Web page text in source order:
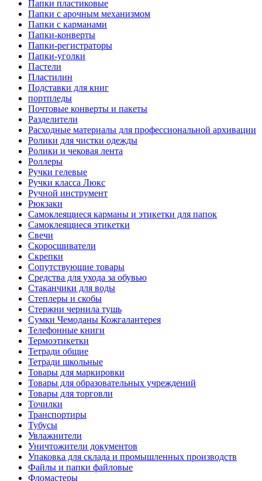
Папки пластиковые
Папки с арочным механизмом
Папки с карманами
Папки-конверты
Папки-регистраторы
Папки-уголки
Пастели
Пластилин
Подставки для книг
портпледы
Почтовые конверты и пакеты
Разделители
Расходные материалы для профессиональной архивации
Ролики для чистки одежды
Ролики и чековая лента
Роллеры
Ручки гелевые
Ручки класса Люкс
Ручной инструмент
Рюкзаки
Самоклеящиеся карманы и этикетки для папок
Самоклеящиеся этикетки
Свечи
Скоросшиватели
Скрепки
Сопутствующие товары
Средства для ухода за обувью
Стаканчики для воды
Степлеры и скобы
Стержни чернила тушь
Сумки Чемоданы Кожгалантерея
Телефонные книги
Термоэтикетки
Тетради общие
Тетради школьные
Товары для маркировки
Товары для образовательных учреждений
Товары для торговли
Точилки
Транспортиры
Тубусы
Увлажнители
Уничтожители документов
Упаковка для склада и промышленных производств
Файлы и папки файловые
Фломастеры